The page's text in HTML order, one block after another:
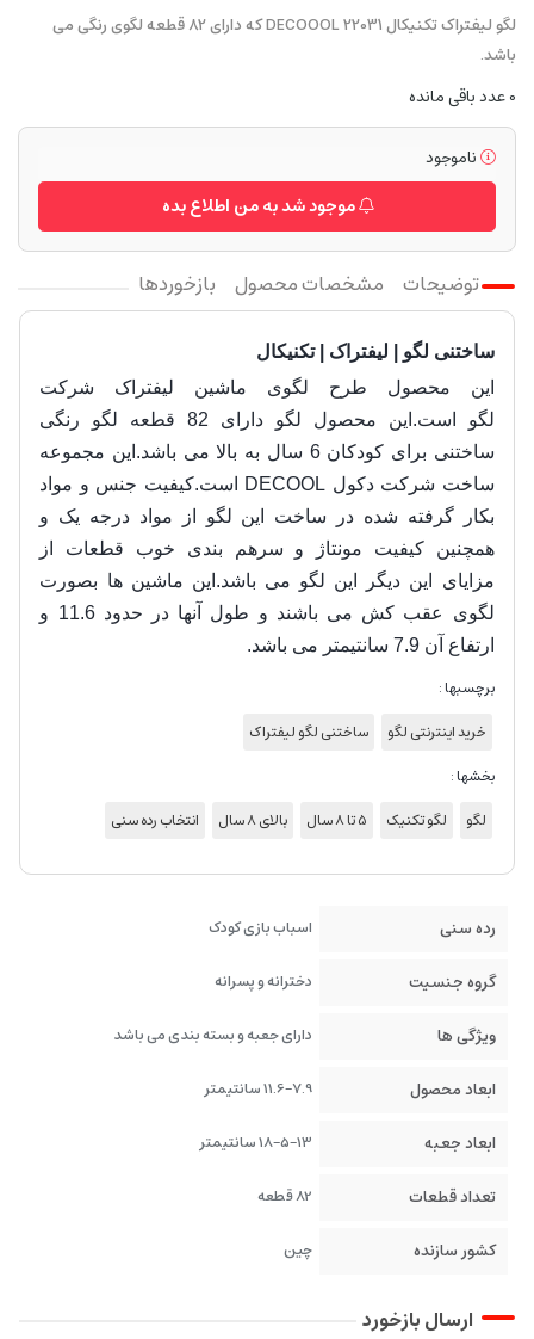
لگو لیفتراک تکنیکال DECOOOL 22031 که دارای 82 قطعه لگوی رنگی می
باشد.
0عدد باقی مانده
ناموجود
موجود شد به من اطلاع بده
توضیحات مشخصات محصول بازخوردها
ساختنی لگو | لیفتراک | تکنیکال
این محصول طرح لگوی ماشین لیفتراک شرکت
لگو است.این محصول لگو دارای 82 قطعه لگو رنگی
ساختنی برای کودکان 6 سال به بالا می باشد.این مجموعه
ساخت شرکت دکول DECOOL است.کیفیت جنس و مواد
بکار گرفته شده در ساخت این لگو از مواد درجه یک و
همچنین کیفیت مونتاژ و سرهم بندی خوب قطعات از
مزایای این دیگر این لگو می باشد.این ماشین ها بصورت
لگوی عقب کش می باشند و طول آنها در حدود 11.6 و
ارتفاع آن 7.9 سانتیمتر می باشد.
برچسبها :
خرید اینترنتی لگو
ساختنی لگو لیفتراک
بخشها :
لگو
لگو تکنیک 5 تا 8 سال بالای 8 سال انتخاب رده سنی
رده سنی اسباب بازی کودک
گروه جنسیت دخترانه و پسرانه
ویژگی ها دارای جعبه و بسته بندی می باشد
ابعاد محصول 11.6-7.9 سانتیمتر
ابعاد جعبه 18-5-13 سانتیمتر
تعداد قطعات 82 قطعه
کشور سازنده چین
ارسال بازخورد